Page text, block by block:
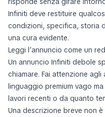
Infiniti deve restituire
condizioni, specifica, storia
una cura evidente.
Leggi l’annuncio come un
Un annuncio Infiniti debole
chiamare. Fai attenzione
linguaggio premium vago
lavori recenti o da quanto
Una descrizione breve non